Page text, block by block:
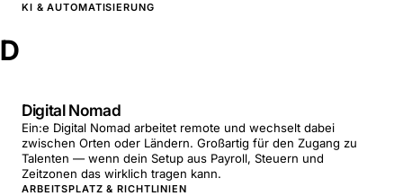
KI & AUTOMATISIERUNG
D
Digital Nomad
Ein:e Digital Nomad arbeitet remote und wechselt dabei
zwischen Orten oder Ländern. Großartig für den Zugang zu
Talenten — wenn dein Setup aus Payroll, Steuern und
Zeitzonen das wirklich tragen kann.
ARBEITSPLATZ & RICHTLINIEN